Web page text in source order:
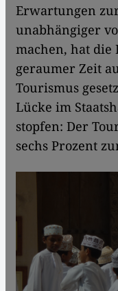
Erwartungen
unabhängiger
machen, hat die
geraumer Zeit
Tourismus
Lücke im
stopfen: Der
sechs Prozent